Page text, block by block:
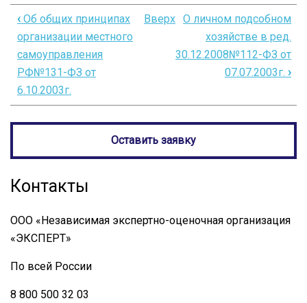
Перекрёстные
ссылки
книги
для
традиционного
природопользования
малочисленных
народов
севера,
сибири
‹ Об общих принципах
организации местного
самоуправления
РФ№131-ФЗ от
6.10.2003г.
Вверх О личном подсобном
хозяйстве в ред.
30.12.2008№112-ФЗ от
07.07.2003г. ›
Оставить заявку
Контакты
ООО «Независимая экспертно-оценочная организация
«ЭКСПЕРТ»
По всей России
8 800 500 32 03